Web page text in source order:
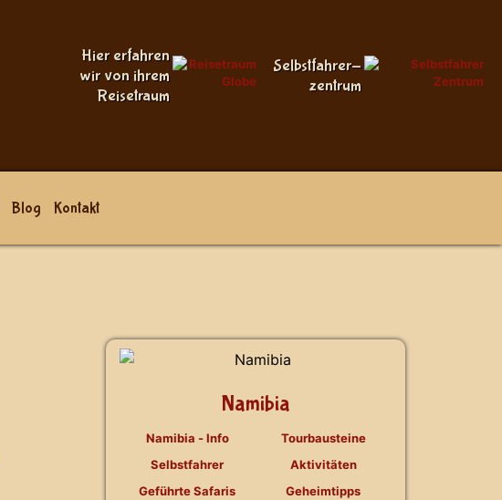
Hier erfahren
wir von ihrem
Reisetraum
Selbstfahrer-
zentrum
Blog Kontakt
Namibia
Namibia - Info
Selbstfahrer
Geführte Safaris
Tourbausteine
Aktivitäten
Geheimtipps